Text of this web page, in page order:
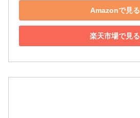
Amazonで見る
楽天市場で見る